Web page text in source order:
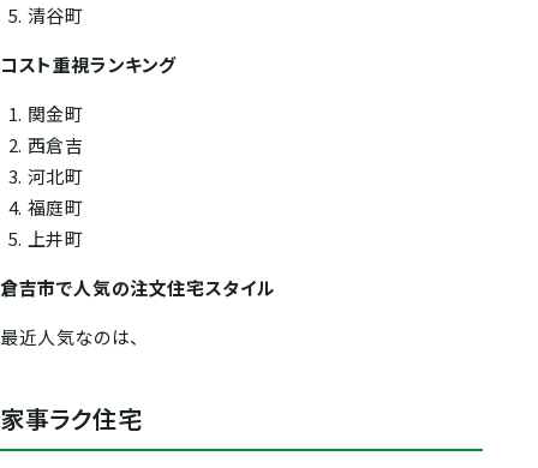
清谷町
コスト重視ランキング
関金町
西倉吉
河北町
福庭町
上井町
倉吉市で人気の注文住宅スタイル
最近人気なのは、
家事ラク住宅